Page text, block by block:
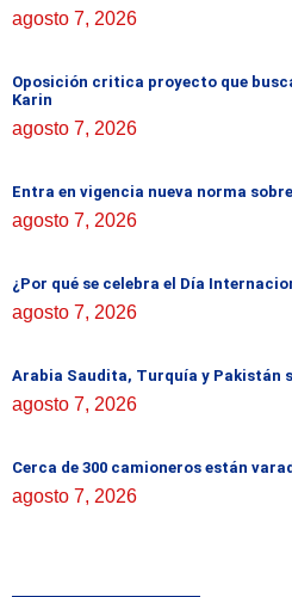
agosto 7, 2026
Oposición critica proyecto que
Karin
agosto 7, 2026
Entra en vigencia nueva norma
agosto 7, 2026
¿Por qué se celebra el Día
agosto 7, 2026
Arabia Saudita, Turquía y Pakistán
agosto 7, 2026
Cerca de 300 camioneros están
agosto 7, 2026